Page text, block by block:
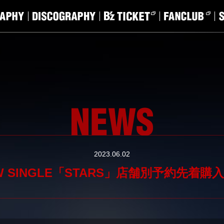
2023.06.02
SINGLE「STARS」店舗別予約先着購